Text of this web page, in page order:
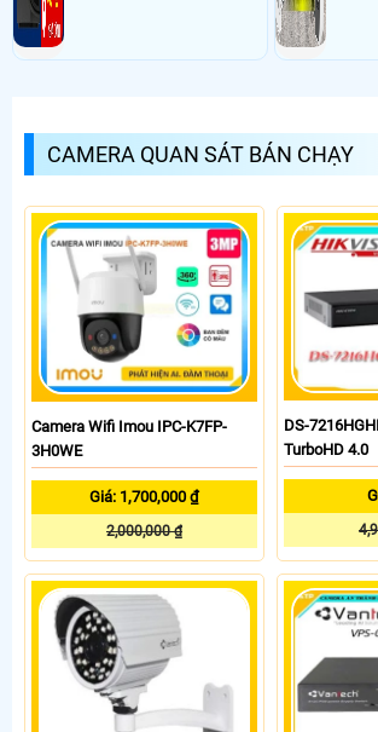
CAMERA QUAN SÁT BÁN CHẠY
Camera Wifi Imou IPC-K7FP-
3H0WE
Giá: 1,700,000 ₫
2,000,000 ₫
DS-
TurboHD 4.0